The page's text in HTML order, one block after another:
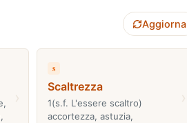
Aggiorna
s
Scaltrezza
1(s.f. L'essere scaltro)
accortezza, astuzia,